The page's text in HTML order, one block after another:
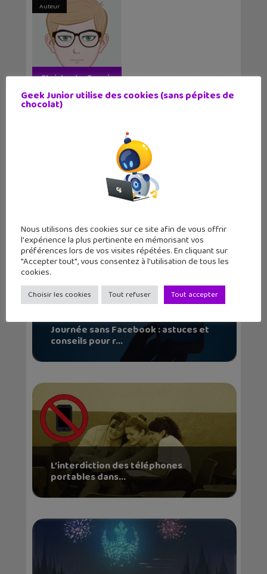
Auteur
Christophe Coquis
Journaliste web et père de deux grands ados,
regarder des séries télé tard le soir.
Journée sans Facebook : astuces et
conseils pour r...
L’interdiction des téléphones
portables dans...
Geek Junior utilise des cookies (sans pépites de
chocolat)
Nous utilisons des cookies sur ce site afin de vous offrir
l'expérience la plus pertinente en mémorisant vos
préférences lors de vos visites répétées. En cliquant sur
"Accepter tout", vous consentez à l'utilisation de tous les
cookies.
Choisir les cookies Tout refuser Tout accepter